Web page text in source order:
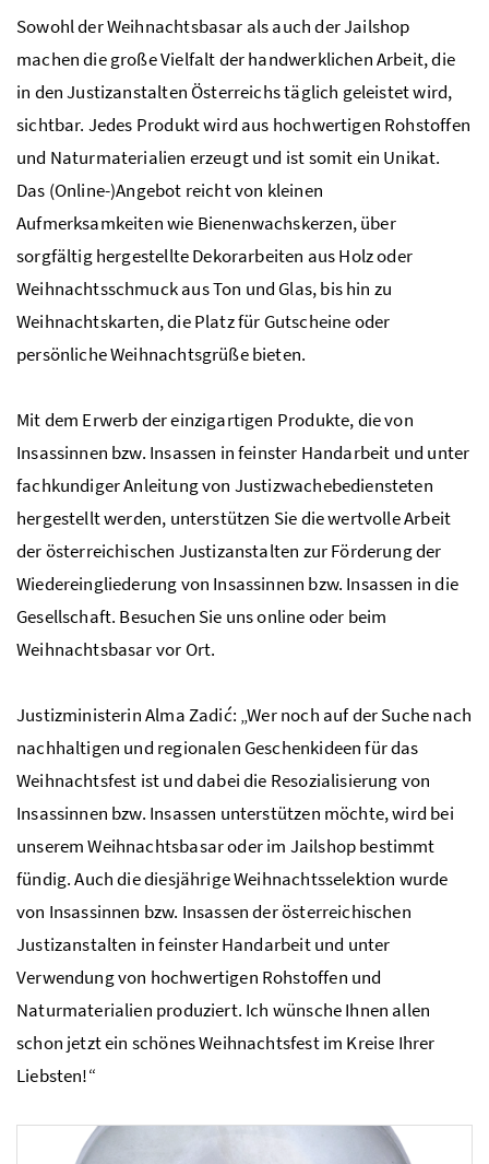
Sowohl der Weihnachtsbasar als auch der Jailshop
machen die große Vielfalt der handwerklichen Arbeit, die
in den Justizanstalten Österreichs täglich geleistet wird,
sichtbar. Jedes Produkt wird aus hochwertigen Rohstoffen
und Naturmaterialien erzeugt und ist somit ein Unikat.
Das (Online-)Angebot reicht von kleinen
Aufmerksamkeiten wie Bienenwachskerzen, über
sorgfältig hergestellte Dekorarbeiten aus Holz oder
Weihnachtsschmuck aus Ton und Glas, bis hin zu
Weihnachtskarten, die Platz für Gutscheine oder
persönliche Weihnachtsgrüße bieten.
Mit dem Erwerb der einzigartigen Produkte, die von
Insassinnen bzw. Insassen in feinster Handarbeit und unter
fachkundiger Anleitung von Justizwachebediensteten
hergestellt werden, unterstützen Sie die wertvolle Arbeit
der österreichischen Justizanstalten zur Förderung der
Wiedereingliederung von Insassinnen bzw. Insassen in die
Gesellschaft. Besuchen Sie uns online oder beim
Weihnachtsbasar vor Ort.
Justizministerin Alma Zadić: „Wer noch auf der Suche nach
nachhaltigen und regionalen Geschenkideen für das
Weihnachtsfest ist und dabei die Resozialisierung von
Insassinnen bzw. Insassen unterstützen möchte, wird bei
unserem Weihnachtsbasar oder im Jailshop bestimmt
fündig. Auch die diesjährige Weihnachtsselektion wurde
von Insassinnen bzw. Insassen der österreichischen
Justizanstalten in feinster Handarbeit und unter
Verwendung von hochwertigen Rohstoffen und
Naturmaterialien produziert. Ich wünsche Ihnen allen
schon jetzt ein schönes Weihnachtsfest im Kreise Ihrer
Liebsten!“